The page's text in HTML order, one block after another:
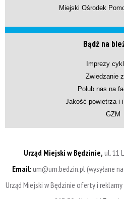
Miejski Ośrodek
Bądź na
Imprezy
Zwiedzanie
Polub nas na
Jakość powietrza i
GZM
Urząd Miejski w Będzinie, ul. 11
Email:um@um.bedzin.pl (wysyłane
Urząd Miejski w Będzinie oferty i reklamy